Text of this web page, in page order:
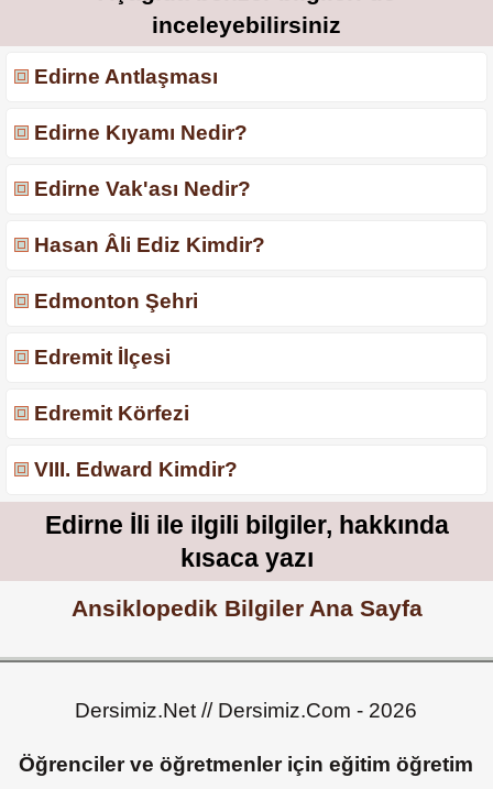
inceleyebilirsiniz
Edirne Antlaşması
Edirne Kıyamı Nedir?
Edirne Vak'ası Nedir?
Hasan Âli Ediz Kimdir?
Edmonton Şehri
Edremit İlçesi
Edremit Körfezi
VIII. Edward Kimdir?
Edirne İli ile ilgili bilgiler, hakkında
kısaca yazı
Ansiklopedik Bilgiler Ana Sayfa
Dersimiz.Net // Dersimiz.Com - 2026
Öğrenciler ve öğretmenler için eğitim öğretim